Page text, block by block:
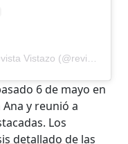
Una publicación compartida por Revista Vistazo (@revistavistazo.ec)
6 de mayo en
y reunió a
Los
detalladode las